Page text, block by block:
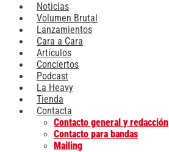
Noticias
Volumen Brutal
Lanzamientos
Cara a Cara
Artículos
Conciertos
Podcast
La Heavy
Tienda
Contacta
Contacto general y redacción
Contacto para bandas
Mailing